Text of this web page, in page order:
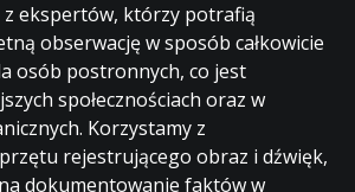
z ekspertów, którzy potrafią
obserwację w sposób całkowicie
osób postronnych, co jest
społecznościach oraz w
Korzystamy z
rejestrującego obraz i dźwięk,
dokumentowanie faktów w